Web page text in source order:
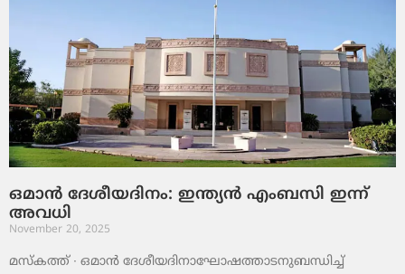
ഒമാൻ ദേശീയദിനം: ഇന്ത്യൻ എംബസി ഇന്ന്
അവധി
November 20, 2025
മസ്‌കത്ത് ∙ ഒമാൻ ദേശീയദിനാഘോഷത്താടനുബന്ധിച്ച്